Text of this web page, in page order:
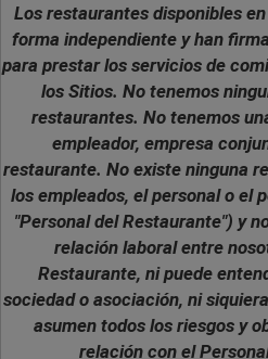
Los restaurantes disponibles
forma independiente y han
para prestar los servicios de
los Sitios. No tenemos
restaurantes. No tenemos
empleador, empresa
restaurante. No existe ninguna
los empleados, el personal o el
"Personal del Restaurante") y
relación laboral entre
Restaurante, ni puede
sociedad o asociación, ni
asumen todos los riesgos y
relación con el